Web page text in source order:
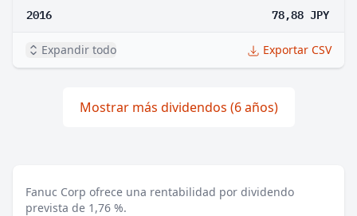
2016 78,88 JPY
Expandir todo Exportar CSV
Mostrar más dividendos (6 años)
Fanuc Corp ofrece una rentabilidad por dividendo
prevista de 1,76 %.